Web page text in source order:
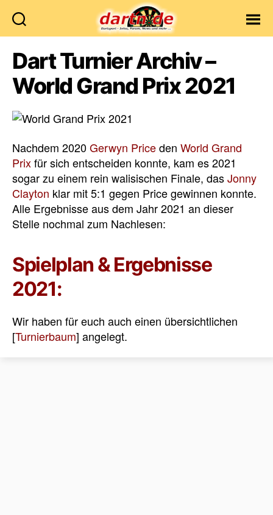
Dart Turnier Archiv –
World Grand Prix 2021
Nachdem 2020Gerwyn Priceden World Grand
Prixfür sich entscheiden konnte, kam es 2021
sogar zu einem rein walisischen Finale, dasJonny
Clayton klar mit 5:1 gegen Price gewinnen konnte.
Alle Ergebnisse aus dem Jahr 2021 an dieser
Stelle nochmal zum Nachlesen:
Spielplan & Ergebnisse
2021:
Wir haben für euch auch einen übersichtlichen
[Turnierbaum] angelegt.